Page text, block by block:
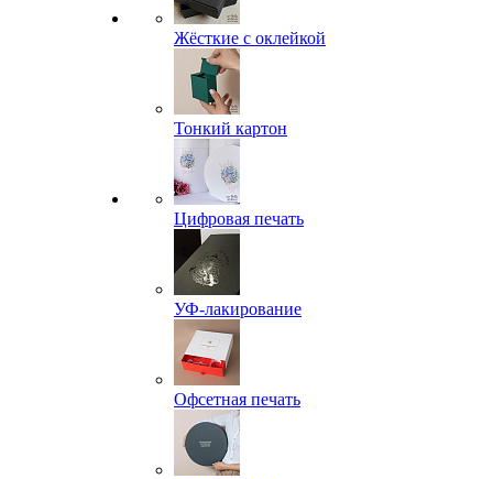
Жёсткие с оклейкой
Тонкий картон
Цифровая печать
УФ-лакирование
Офсетная печать